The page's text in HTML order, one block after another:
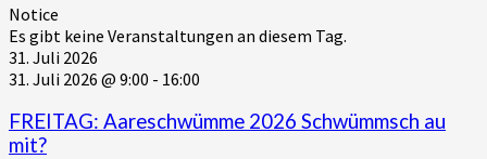
Notice
Es gibt keine Veranstaltungen an diesem Tag.
31. Juli 2026
31. Juli 2026 @ 9:00 - 16:00
FREITAG: Aareschwümme 2026 Schwümmsch au
mit?